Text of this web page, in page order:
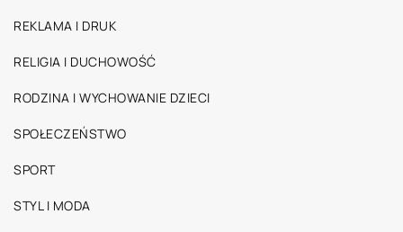
REKLAMA I DRUK
RELIGIA I DUCHOWOŚĆ
RODZINA I WYCHOWANIE DZIECI
SPOŁECZEŃSTWO
SPORT
STYL I MODA